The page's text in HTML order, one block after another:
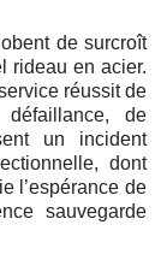
de surcroît
rideau en acier.
réussit de
de
un incident
dont
l’espérance de
sauvegarde